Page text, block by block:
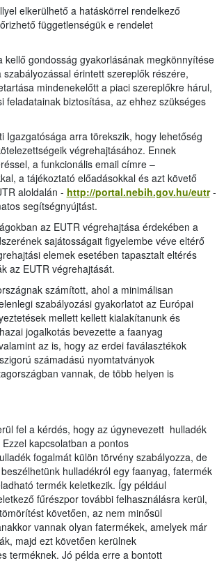
elkerülhető a hatáskörrel rendelkező
függetlenségük e rendelet
gondosság gyakorlásának megkönnyítése
érintett szereplők részére,
mindenekelőtt a piaci szereplőkre hárul,
biztosítása, az ehhez szükséges
Igazgatósága arra törekszik, hogy lehetőség
végrehajtásához. Ennek
a funkcionális email címre –
a tájékoztató előadásokkal és azt követő
aloldalán - http://portal.nebih.gov.hu/eutr-
segítségnyújtást.
az EUTR végrehajtása érdekében a
sajátosságait figyelembe véve eltérő
elemek esetében tapasztalt eltérés
az EUTR végrehajtását.
számított, ahol a minimálisan
szabályozási gyakorlatot az Európai
mellett kellett kialakítanunk és
jogalkotás bevezette a faanyag
az is, hogy az erdei faválasztékok
számadású nyomtatványok
vannak, de több helyen is
fel a kérdés, hogy az úgynevezett hulladék
kapcsolatban a pontos
fogalmát külön törvény szabályozza, de
hulladékról egy faanyag, fatermék
termék keletkezik. Így például
fűrészpor további felhasználásra kerül,
követően, az nem minősül
vannak olyan fatermékek, amelyek már
majd ezt követően kerülnek
terméknek. Jó példa erre a bontott